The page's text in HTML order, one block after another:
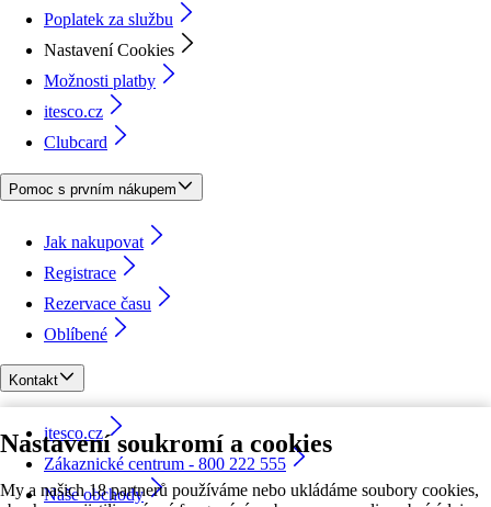
Nastavení soukromí a cookies
My a našich 18 partnerů používáme nebo ukládáme soubory cookies,
Poplatek za službu
Nastavení Cookies
Možnosti platby
itesco.cz
Clubcard
Pomoc s prvním nákupem
Jak nakupovat
Registrace
Rezervace času
Oblíbené
Kontakt
itesco.cz
Zákaznické centrum - 800 222 555
Naše obchody